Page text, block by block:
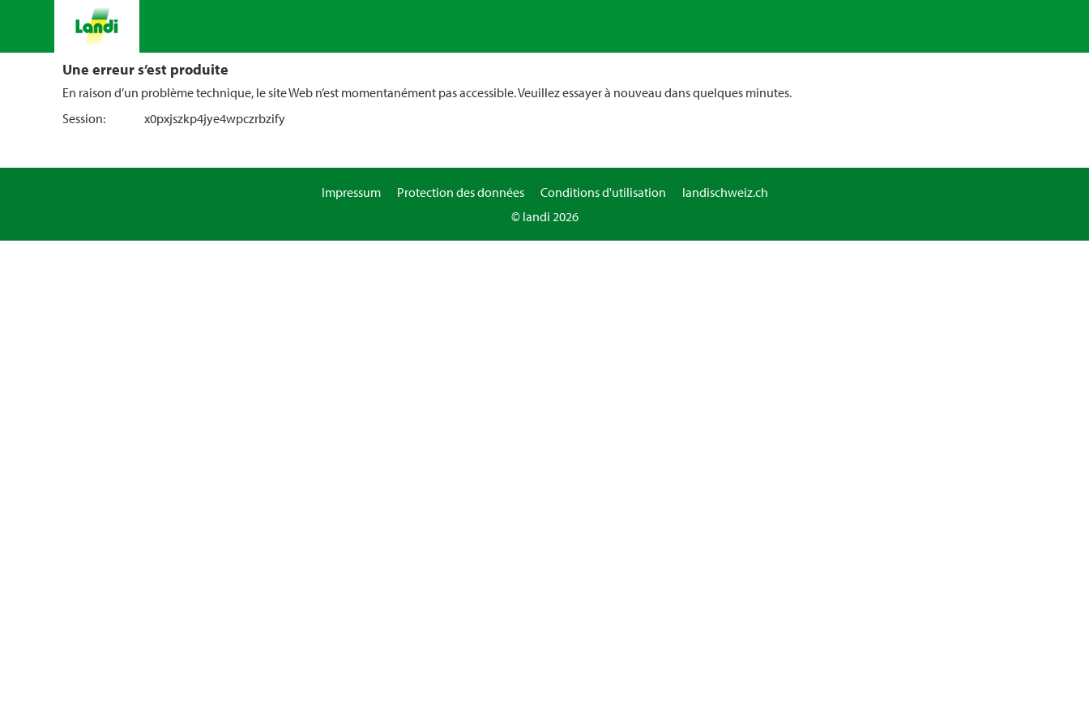
Une erreur s’est produite
En raison d’un problème technique, le site Web n’est momentanément pas accessible. Veuillez essayer à nouveau dans quelques minutes.
Session:
x0pxjszkp4jye4wpczrbzify
Impressum Protection des données Conditions d'utilisation
landischweiz.ch
© landi 2026